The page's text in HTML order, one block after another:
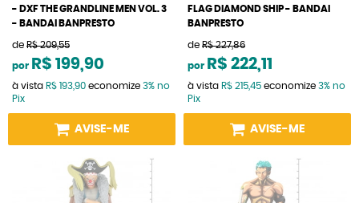
- DXF THE GRANDLINE MEN VOL. 3
- BANDAI BANPRESTO
de R$ 209,55
por R$ 199,90
à vista R$ 193,90 economize 3% no
Pix
AVISE-ME
FLAG DIAMOND SHIP - BANDAI
BANPRESTO
de R$ 227,86
por R$ 222,11
à vista R$ 215,45 economize 3% no
Pix
AVISE-ME